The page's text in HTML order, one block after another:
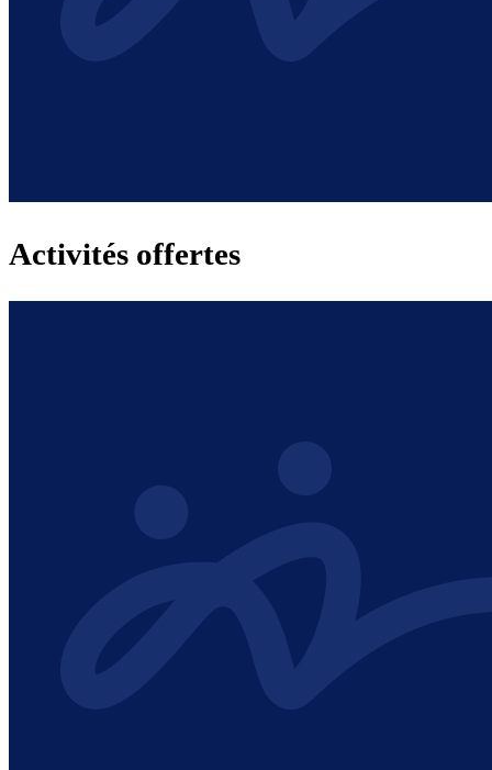
Activités offertes